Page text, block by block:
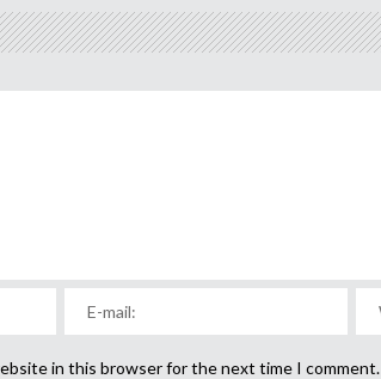
in this browser for the next time I comment.